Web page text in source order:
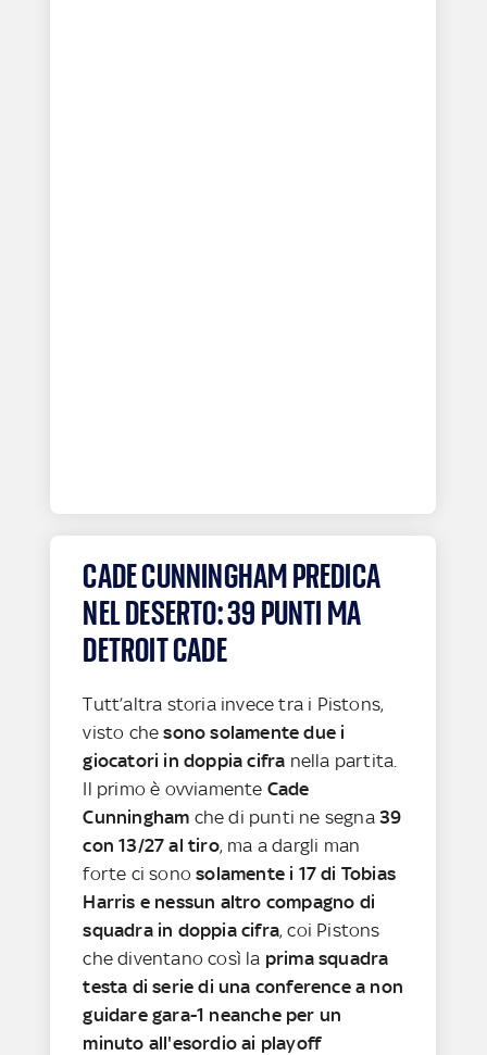
CADE CUNNINGHAM PREDICA
NEL DESERTO: 39 PUNTI MA
DETROIT CADE
Tutt’altra storia invece tra i Pistons,
visto chesono solamente due i
giocatori in doppia cifra nella partita.
Il primo è ovviamente Cade
Cunningham che di punti ne segna39
con 13/27 al tiro, ma a dargli man
forte ci sonosolamente i 17 di Tobias
Harris e nessun altro compagno di
squadra in doppia cifra, coi Pistons
che diventano così la prima squadra
testa di serie di una conference a non
guidare gara-1 neanche per un
minuto all'esordio ai playoff